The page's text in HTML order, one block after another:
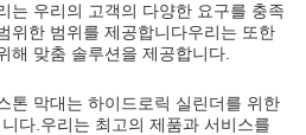
는 우리의 고객의 다양한 요구를 충족
위한 범위를 제공합니다우리는 또한
해 맞춤 솔루션을 제공합니다.
톤 막대는 하이드로릭 실린더를 위한
다.우리는 최고의 제품과 서비스를